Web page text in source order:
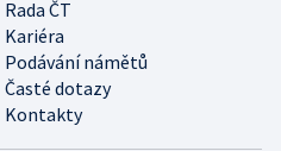
Rada ČT
Kariéra
Podávání námětů
Časté dotazy
Kontakty